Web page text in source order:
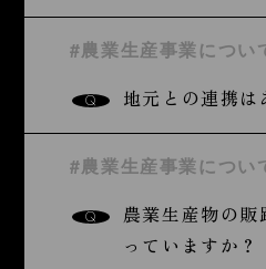
#農業生産事業につい
Q 地元との連携は
#農業生産事業につい
Q
農業生産物の販
っていますか？